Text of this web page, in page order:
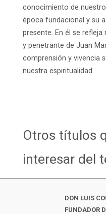
conocimiento de
época fundacional y su
presente. En él se
y penetrante de Juan
comprensión y vivencia
nuestra espiritualidad.
Otros títulos
interesar del
DON LUIS
FUNDADOR